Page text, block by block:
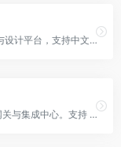
无限画是千库网推出的一站式AI图像生成与设计平台，支持中文提示词一键生成可商用的高品质图像，覆盖电商主图、海报、插画等多元场景。
专为企业级 LLM 业务构建的高性能 API 网关与集成中心。支持 40+ 顶级大模型一键接入，具备毫秒级响应、智能负载均衡与企业级 SLA 保障。